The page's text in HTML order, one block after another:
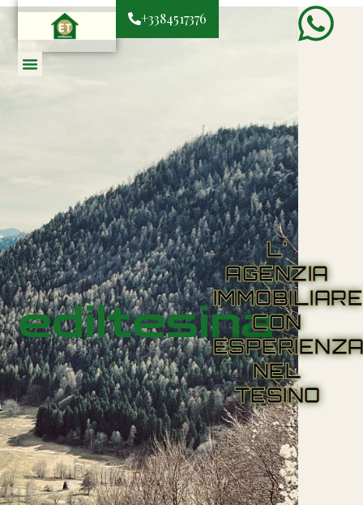
+3384517376
ediltesina
L'
AGENZIA
IMMOBILIARE
CON
NEL
TESINO